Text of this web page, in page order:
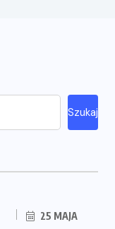
Szukaj
25 MAJA